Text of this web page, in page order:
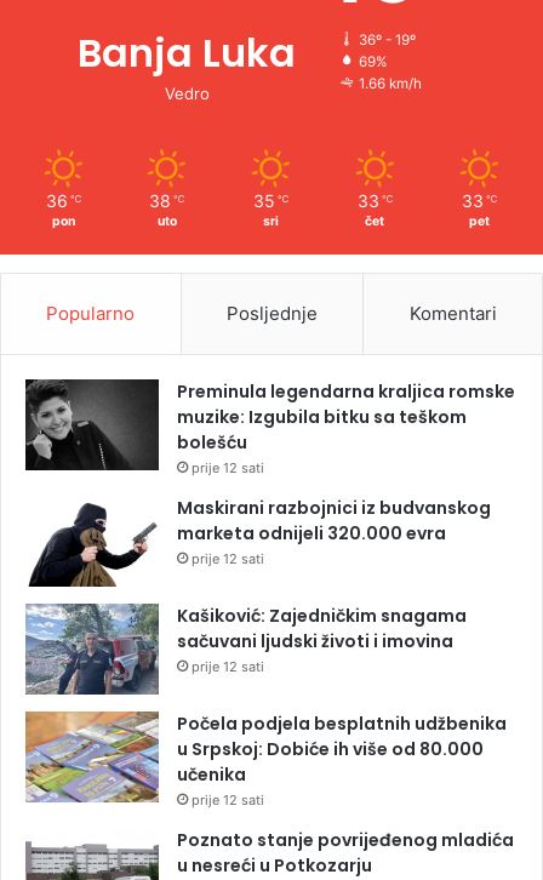
Banja Luka
Vedro
36º - 19º
69%
1.66 km/h
36 ℃
pon
38 ℃
uto
35 ℃
sri
33 ℃
čet
33 ℃
pet
Popularno Posljednje Komentari
Preminula legendarna kraljica romske
muzike: Izgubila bitku sa teškom
bolešću
prije 12 sati
Maskirani razbojnici iz budvanskog
marketa odnijeli 320.000 evra
prije 12 sati
Kašiković: Zajedničkim snagama
sačuvani ljudski životi i imovina
prije 12 sati
Počela podjela besplatnih udžbenika
u Srpskoj: Dobiće ih više od 80.000
učenika
prije 12 sati
Poznato stanje povrijeđenog mladića
u nesreći u Potkozarju